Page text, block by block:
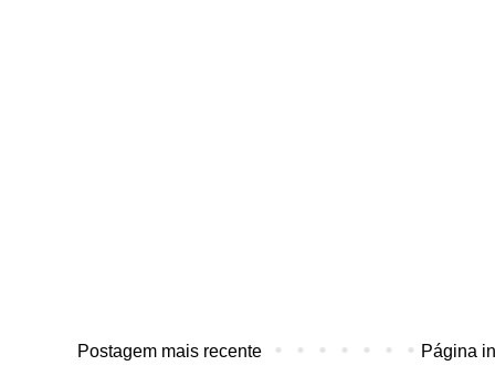
Postagem mais recente Página